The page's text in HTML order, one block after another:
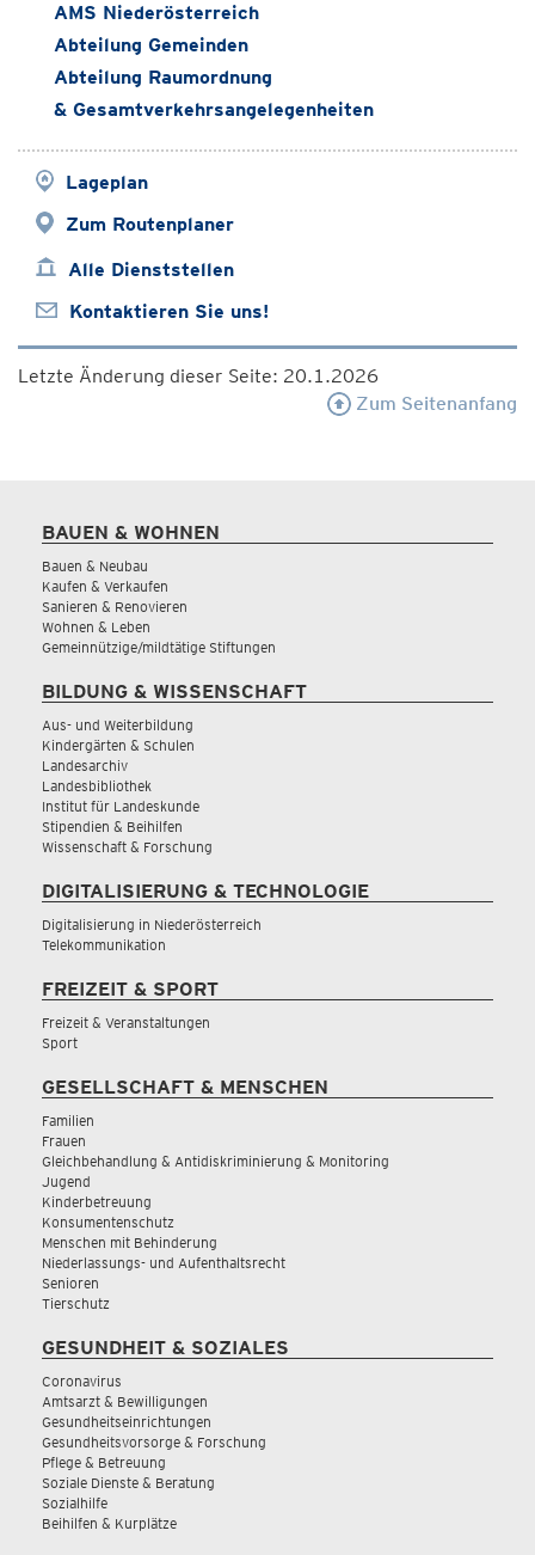
AMS Niederösterreich
Abteilung Gemeinden
Abteilung Raumordnung
& Gesamtverkehrsangelegenheiten
Lageplan
Zum Routenplaner
Alle Dienststellen
Kontaktieren Sie uns!
Letzte Änderung dieser Seite: 20.1.2026
Zum Seitenanfang
BAUEN & WOHNEN
Bauen & Neubau
Kaufen & Verkaufen
Sanieren & Renovieren
Wohnen & Leben
Gemeinnützige/mildtätige Stiftungen
BILDUNG & WISSENSCHAFT
Aus- und Weiterbildung
Kindergärten & Schulen
Landesarchiv
Landesbibliothek
Institut für Landeskunde
Stipendien & Beihilfen
Wissenschaft & Forschung
DIGITALISIERUNG & TECHNOLOGIE
Digitalisierung in Niederösterreich
Telekommunikation
FREIZEIT & SPORT
Freizeit & Veranstaltungen
Sport
GESELLSCHAFT & MENSCHEN
Familien
Frauen
Gleichbehandlung & Antidiskriminierung & Monitoring
Jugend
Kinderbetreuung
Konsumentenschutz
Menschen mit Behinderung
Niederlassungs- und Aufenthaltsrecht
Senioren
Tierschutz
GESUNDHEIT & SOZIALES
Coronavirus
Amtsarzt & Bewilligungen
Gesundheitseinrichtungen
Gesundheitsvorsorge & Forschung
Pflege & Betreuung
Soziale Dienste & Beratung
Sozialhilfe
Beihilfen & Kurplätze